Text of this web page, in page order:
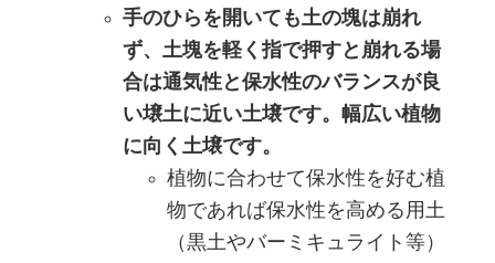
手のひらを開いても土の塊は崩れ
ず、土塊を軽く指で押すと崩れる場
合は通気性と保水性のバランスが良
い壌土に近い土壌です。幅広い植物
に向く土壌です。
植物に合わせて保水性を好む植
物であれば保水性を高める用土
（黒土やバーミキュライト等）